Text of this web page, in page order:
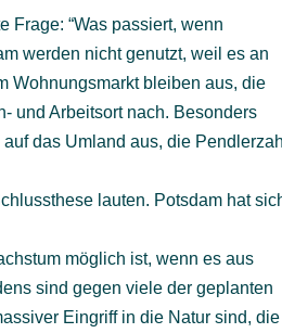
Frage: “Was passiert, wenn
werden nicht genutzt, weil es an
Wohnungsmarkt bleiben aus, die
und Arbeitsort nach. Besonders
das Umland aus, die
lauten. Potsdam hat
möglich ist, wenn es aus
sind gegen viele der geplanten
Eingriff in die Natur sind, die